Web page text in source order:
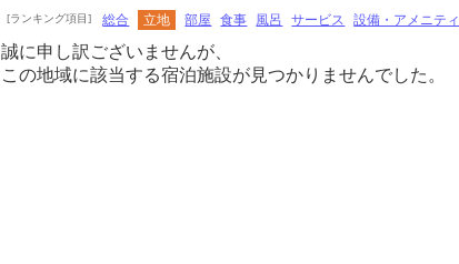
[ランキング項目] 総合 立地 部屋 食事 風呂 サービス 設備・アメニティ
誠に申し訳ございませんが、
この地域に該当する宿泊施設が見つかりませんでした。